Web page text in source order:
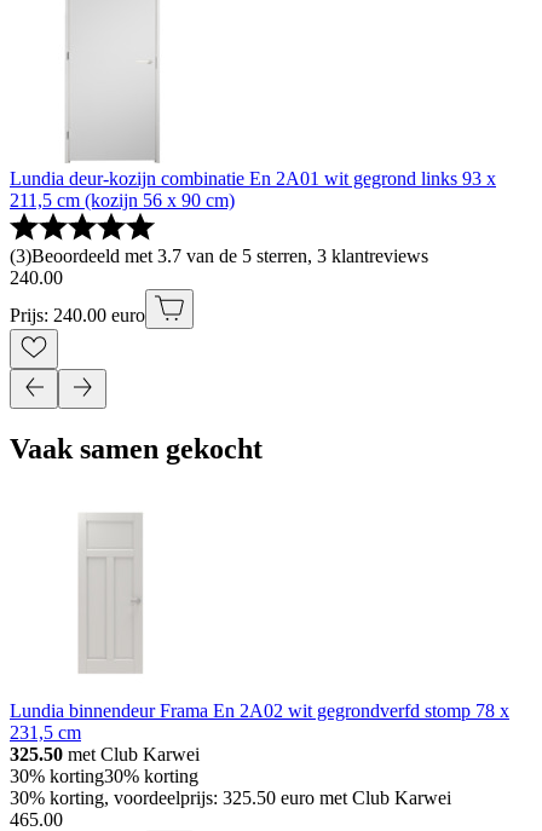
Lundia deur-kozijn combinatie En 2A01 wit gegrond links 93 x
211,5 cm (kozijn 56 x 90 cm)
(3)Beoordeeld met 3.7 van de 5 sterren, 3 klantreviews
240.00
Prijs: 240.00 euro
Vaak samen gekocht
Lundia binnendeur Frama En 2A02 wit gegrondverfd stomp 78 x
231,5 cm
325.50 met Club Karwei
30% korting30% korting
30% korting, voordeelprijs: 325.50 euro met Club Karwei
465.00